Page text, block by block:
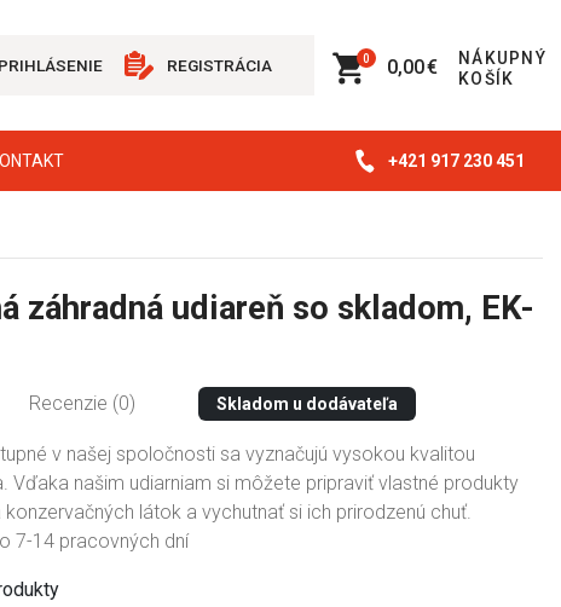
PRIHLÁSENIE REGISTRÁCIA 0,00 €
NÁKUPNÝ
KOŠÍK
0
+421 917 230 451
záhradná udiareň so skladom, EK-
Recenzie (0) Skladom u dodávateľa
v našej spoločnosti sa vyznačujú vysokou kvalitou
Vďaka našim udiarniam si môžete pripraviť vlastné produkty
konzervačných látok a vychutnať si ich prirodzenú chuť.
7-14 pracovných dní